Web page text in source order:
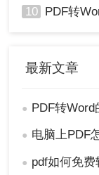
10 PDF转Word
最新文章
● PDF转Word的
● 电脑上PDF怎么免
● pdf如何免费转化